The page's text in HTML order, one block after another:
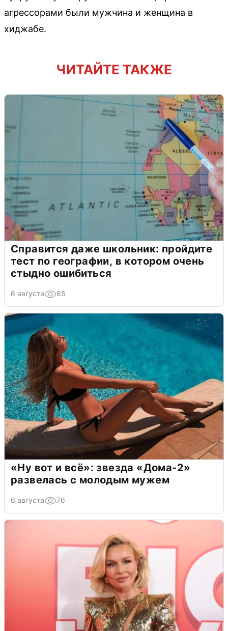
агрессорами были мужчина и женщина в
хиджабе.
ЧИТАЙТЕ ТАКЖЕ
Справится даже школьник: пройдите
тест по географии, в котором очень
стыдно ошибиться
6 августа 65
«Ну вот и всё»: звезда «Дома-2»
развелась с молодым мужем
6 августа 76